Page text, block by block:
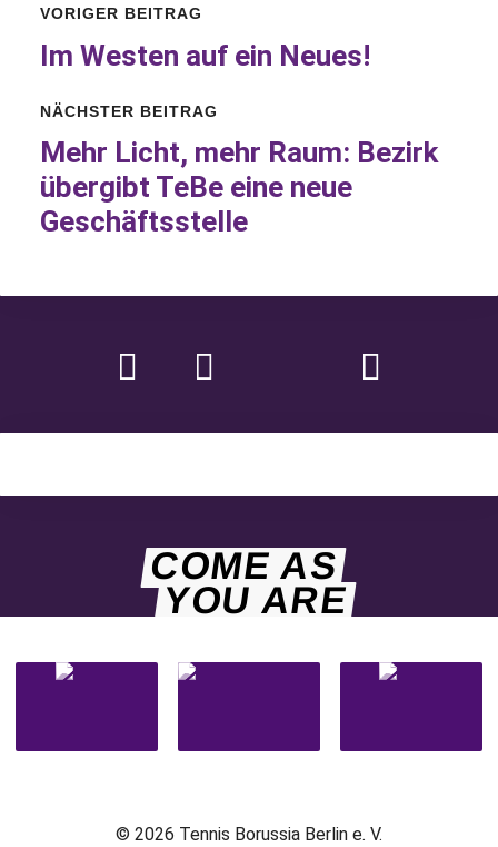
VORIGER BEITRAG
Im Westen auf ein Neues!
NÄCHSTER BEITRAG
Mehr Licht, mehr Raum: Bezirk
übergibt TeBe eine neue
Geschäftsstelle
COME AS
YOU ARE
© 2026 Tennis Borussia Berlin e. V.